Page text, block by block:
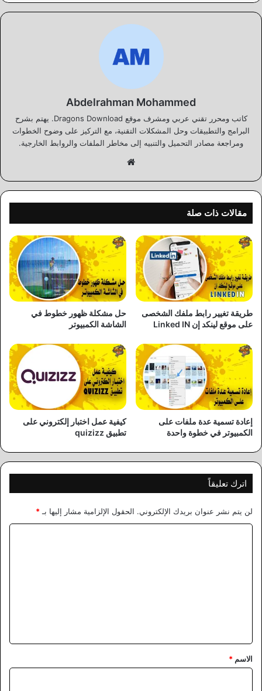
Abdelrahman Mohammed
كاتب ومحرر تقني عربي ومشرف موقع Dragons Download. يهتم بشرح
البرامج والتطبيقات وحل المشكلات التقنية، مع التركيز على وضوح الخطوات
ومراجعة مصادر التحميل والتنبيه إلى مخاطر الملفات والروابط الخارجية.
مقالات ذات صلة
طريقة تغيير رابط ملفك الشخصى
على موقع لينكد إن Linked IN
حل مشكلة ظهور خطوط في
الشاشة الكمبيوتر
إعادة تسمية عدة ملفات على
الكمبيوتر في خطوة واحدة
كيفية عمل اختبار إلكتروني على
تطبيق quizizz
اترك تعليقاً
لن يتم نشر عنوان بريدك الإلكتروني. الحقول الإلزامية مشار إليها بـ *
*
الاسم *